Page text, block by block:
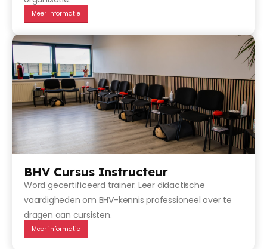
Meer informatie
BHV Cursus Instructeur
Word gecertificeerd trainer. Leer didactische
vaardigheden om BHV-kennis professioneel over te
dragen aan cursisten.
Meer informatie